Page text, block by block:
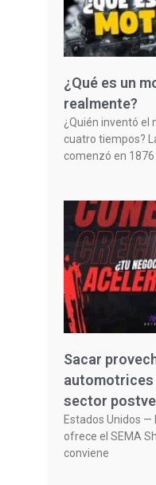
¿Qué es un
realmente?
¿Quién inventó el
cuatro tiempos?
comenzó en 1876
Sacar
automotrices
sector
Estados Unidos —
ofrece el SEMA
conviene